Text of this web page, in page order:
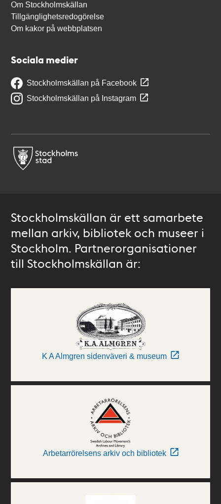
Om Stockholmskällan
Tillgänglighetsredogörelse
Om kakor på webbplatsen
Sociala medier
Stockholmskällan på Facebook
Stockholmskällan på Instagram
Stockholmskällan är ett samarbete
mellan arkiv, bibliotek och museer i
Stockholm. Partnerorganisationer
till Stockholmskällan är:
K A Almgren sidenväveri & museum
Arbetarrörelsens arkiv och bibliotek